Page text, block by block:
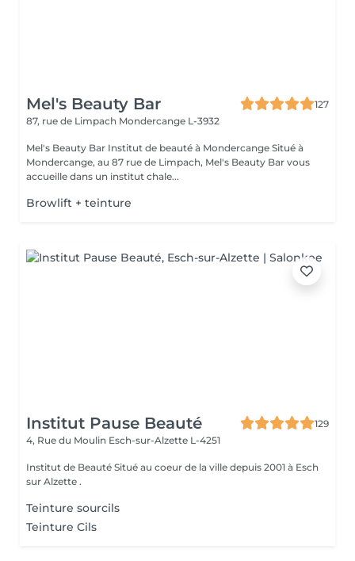
Mel's Beauty Bar
127
87, rue de Limpach Mondercange L-3932
Mel's Beauty Bar Institut de beauté à Mondercange Situé à
Mondercange, au 87 rue de Limpach, Mel's Beauty Bar vous
accueille dans un institut chale...
Browlift + teinture
Institut Pause Beauté
129
4, Rue du Moulin Esch-sur-Alzette L-4251
Institut de Beauté Situé au coeur de la ville depuis 2001 à Esch
sur Alzette .
Teinture sourcils
Teinture Cils